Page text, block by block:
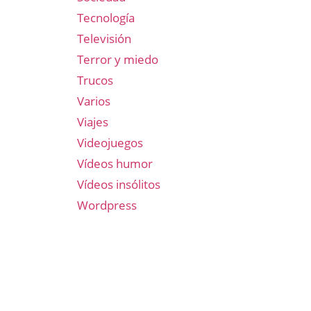
Tecnología
Televisión
Terror y miedo
Trucos
Varios
Viajes
Videojuegos
Vídeos humor
Vídeos insólitos
Wordpress